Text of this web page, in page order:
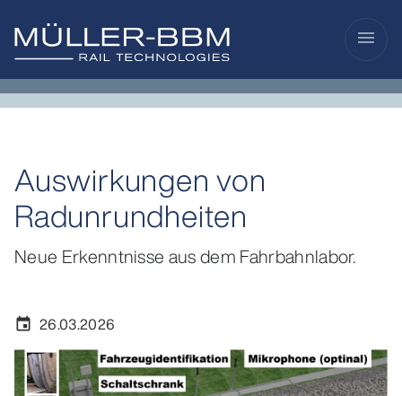
menu
Auswirkungen von
Radunrundheiten
Neue Erkenntnisse aus dem Fahrbahnlabor.
event 26.03.2026